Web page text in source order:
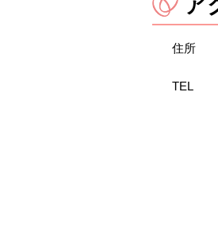
ア
住所
TEL